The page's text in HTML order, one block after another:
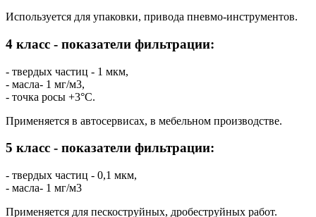
Используется для упаковки, привода пневмо-инструментов.
4 класс - показатели фильтрации:
- твердых частиц - 1 мкм,
- масла- 1 мг/м3,
- точка росы +3°C.
Применяется в автосервисах, в мебельном производстве.
5 класс - показатели фильтрации:
- твердых частиц - 0,1 мкм,
- масла- 1 мг/м3
Применяется для пескоструйных, дробеструйных работ.